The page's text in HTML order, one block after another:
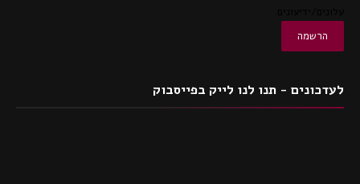
לעדכונים - תנו לנו לייק בפייסבוק